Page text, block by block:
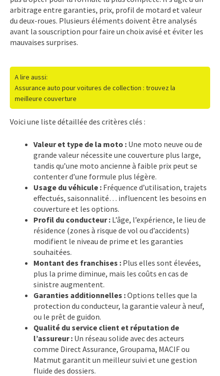
arbitrage entre garanties, prix, profil de motard et valeur
du deux-roues. Plusieurs éléments doivent être analysés
avant la souscription pour faire un choix avisé et éviter les
mauvaises surprises.
A lire aussi:
Assurance auto pour voitures de collection : trouvez la
meilleure couverture
Voici une liste détaillée des critères clés :
Valeur et type de la moto : Une moto neuve ou de
grande valeur nécessite une couverture plus large,
tandis qu’une moto ancienne à faible prix peut se
contenter d’une formule plus légère.
Usage du véhicule : Fréquence d’utilisation, trajets
effectués, saisonnalité… influencent les besoins en
couverture et les options.
Profil du conducteur : L’âge, l’expérience, le lieu de
résidence (zones à risque de vol ou d’accidents)
modifient le niveau de prime et les garanties
souhaitées.
Montant des franchises : Plus elles sont élevées,
plus la prime diminue, mais les coûts en cas de
sinistre augmentent.
Garanties additionnelles :Options telles que la
protection du conducteur, la garantie valeur à neuf,
ou le prêt de guidon.
Qualité du service client et réputation de
l’assureur : Un réseau solide avec des acteurs
comme Direct Assurance, Groupama, MACIF ou
Matmut garantit un meilleur suivi et une gestion
fluide des dossiers.